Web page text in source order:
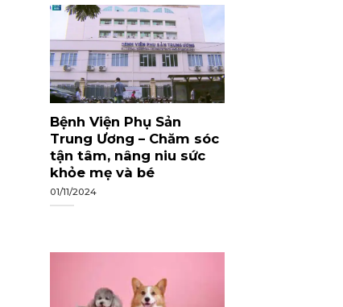
Bệnh Viện Phụ Sản
Trung Ương – Chăm sóc
tận tâm, nâng niu sức
khỏe mẹ và bé
01/11/2024